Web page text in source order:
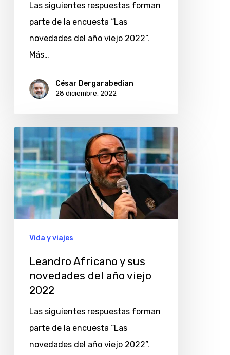
viejo
2022
Las siguientes respuestas forman
parte de la encuesta “Las
novedades del año viejo 2022”.
Más…
César Dergarabedian
28 diciembre, 2022
Africano
y
sus
novedades
del
2022
Vida y viajes
Leandro Africano y sus
novedades del año viejo
2022
Las siguientes respuestas forman
parte de la encuesta “Las
novedades del año viejo 2022”.